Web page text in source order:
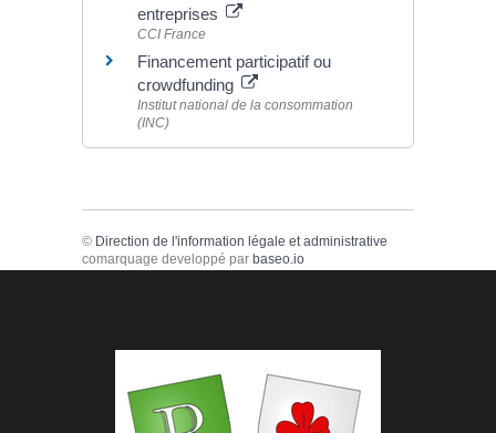
entreprises
CCI France
Financement participatif ou
crowdfunding
Institut national de la consommation
(INC)
© Direction de l'information légale et administrative
comarquage developpé par baseo.io